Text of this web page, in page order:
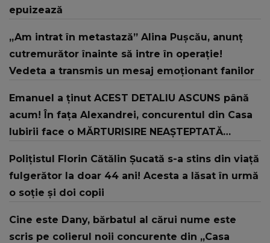
epuizează
„Am intrat în metastază” Alina Pușcău, anunț
cutremurător înainte să intre în operație!
Vedeta a transmis un mesaj emoționant fanilor
Emanuel a ținut ACEST DETALIU ASCUNS până
acum! În fața Alexandrei, concurentul din Casa
Iubirii face o MĂRTURISIRE NEAȘTEPTATĂ
te iubesc pentru că..."
Polițistul Florin Cătălin Șucată s-a stins din viață
fulgerător la doar 44 ani! Acesta a lăsat în urmă
o soție și doi copii
Cine este Dany, bărbatul al cărui nume este
scris pe colierul noii concurente din „Casa